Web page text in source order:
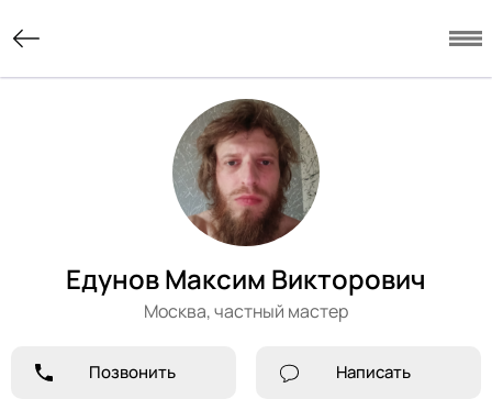
Едунов Максим Викторович
Москва,частный мастер
Позвонить Написать